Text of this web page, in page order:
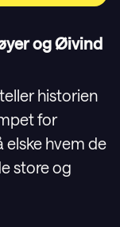
og Øivind
historien
for
elske hvem de
store og